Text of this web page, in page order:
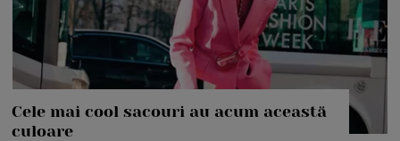
Cele mai cool sacouri au acum această
culoare